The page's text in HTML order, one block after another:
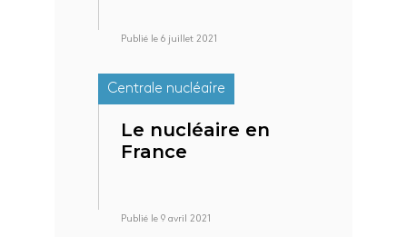
Publié le 6 juillet 2021
Centrale nucléaire
Le nucléaire en
France
Publié le 9 avril 2021